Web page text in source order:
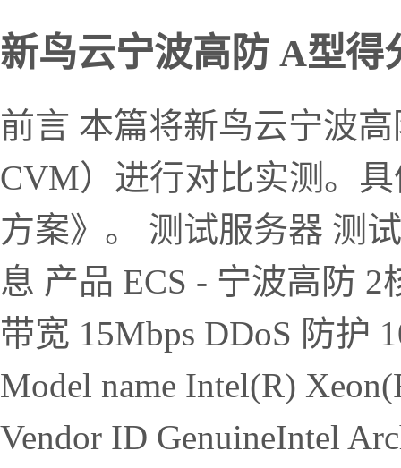
新鸟云宁波高防 A型得
前言 本篇将新鸟云宁波
CVM）进行对比实测。
方案》。 测试服务器 测
息 产品 ECS - 宁波高防 2
带宽 15Mbps DDoS 防护
Model name Intel(R)
Vendor ID GenuineIntel